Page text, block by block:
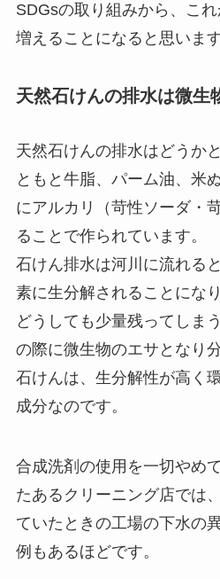
SDGsの取り組みから、こ
増えることになると思います
天然石けんの排水は微生
天然石けんの排水はどうか
ともと牛脂、パーム油、米
にアルカリ（苛性ソーダ・
ることで作られています。
石けん排水は河川に流れる
素に生分解されることにな
どうしても少量残ってしま
の際に微生物のエサとなり
石けんは、生分解性が高く
成分なのです。
合成洗剤の使用を一切やめ
たあるクリーニング店では
ていたときの工場の下水の
例もあるほどです。